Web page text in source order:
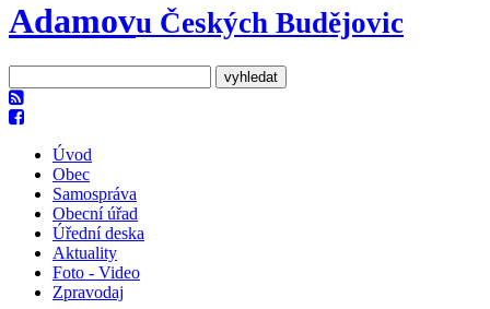
Adamovu Českých Budějovic
Úvod
Obec
Samospráva
Obecní úřad
Úřední deska
Aktuality
Foto - Video
Zpravodaj